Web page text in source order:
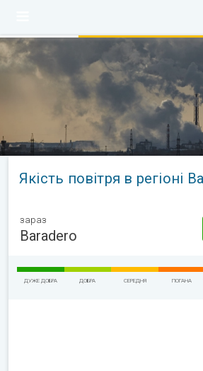
Якість повітря в регіоні
зараз
Baradero
ДУЖЕ ДОБРА ДОБРА СЕРЕДНЯ ПОГАНА